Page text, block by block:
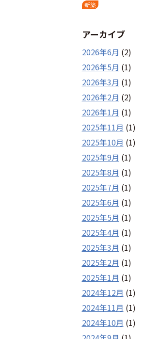
新築
アーカイブ
2026年6月 (2)
2026年5月 (1)
2026年3月 (1)
2026年2月 (2)
2026年1月 (1)
2025年11月 (1)
2025年10月 (1)
2025年9月 (1)
2025年8月 (1)
2025年7月 (1)
2025年6月 (1)
2025年5月 (1)
2025年4月 (1)
2025年3月 (1)
2025年2月 (1)
2025年1月 (1)
2024年12月 (1)
2024年11月 (1)
2024年10月 (1)